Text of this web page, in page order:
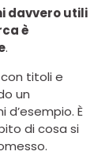
davvero utili
è
.
titoli e
un
È
di cosa si